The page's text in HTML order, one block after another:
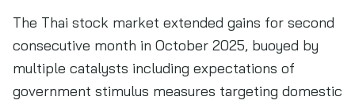
The Thai stock market extended gains for second
consecutive month in October 2025, buoyed by
multiple catalysts including expectations of
government stimulus measures targeting domestic